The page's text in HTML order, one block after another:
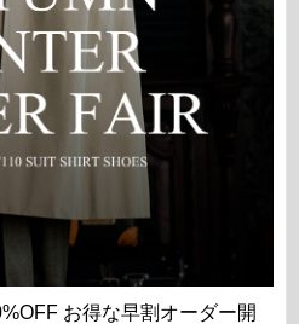
お得な早割オーダー開